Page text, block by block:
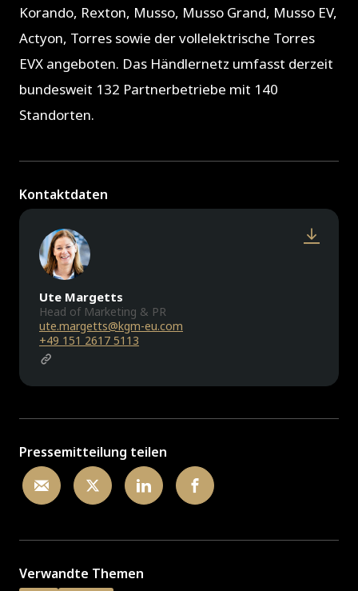
Korando, Rexton, Musso, Musso Grand, Musso EV,
Actyon, Torres sowie der vollelektrische Torres
EVX angeboten. Das Händlernetz umfasst derzeit
bundesweit 132 Partnerbetriebe mit 140
Standorten.
Kontaktdaten
Ute Margetts
Head of Marketing & PR
ute.margetts@kgm-eu.com
+49 151 2617 5113
Pressemitteilung teilen
Verwandte Themen